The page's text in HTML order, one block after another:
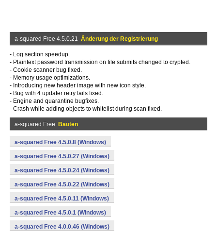
a-squared Free 4.5.0.21 Änderung der Registrierung
- Log section speedup.
- Plaintext password transmission on file submits changed to crypted.
- Cookie scanner bug fixed.
- Memory usage optimizations.
- Introducing new header image with new icon style.
- Bug with 4 updater retry fails fixed.
- Engine and quarantine bugfixes.
- Crash while adding objects to whitelist during scan fixed.
a-squared Free Bauten
a-squared Free 4.5.0.8 (Windows)
a-squared Free 4.5.0.27 (Windows)
a-squared Free 4.5.0.24 (Windows)
a-squared Free 4.5.0.22 (Windows)
a-squared Free 4.5.0.11 (Windows)
a-squared Free 4.5.0.1 (Windows)
a-squared Free 4.0.0.46 (Windows)